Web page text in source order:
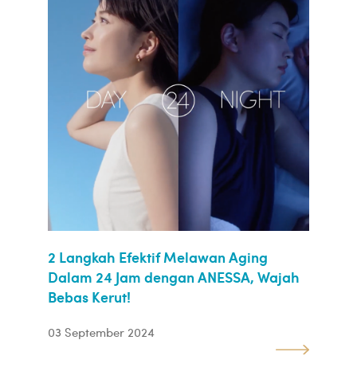
2 Langkah Efektif Melawan Aging
Dalam 24 Jam dengan ANESSA, Wajah
Bebas Kerut!
03 September 2024